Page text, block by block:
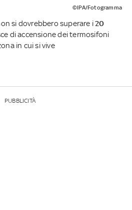
©IPA/Fotogramma
si dovrebbero superare i20
di accensione dei termosifoni
in cui si vive
PUBBLICITÀ